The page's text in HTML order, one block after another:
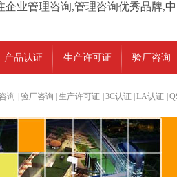
企业管理咨询,管理咨询优秀品牌,
产品认证 生产许可证 验厂咨询
询 验厂咨询 生产许可证 3C认证 LA认证